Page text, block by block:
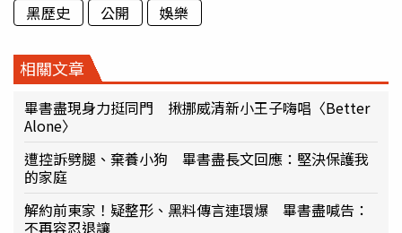
黑歷史
公開 娛樂
相關文章
畢書盡現身力挺同門 揪挪威清新小王子嗨唱〈Better
Alone〉
遭控訴劈腿、棄養小狗 畢書盡長文回應：堅決保護我
的家庭
解約前東家！疑整形、黑料傳言連環爆 畢書盡喊告：
不再容忍退讓